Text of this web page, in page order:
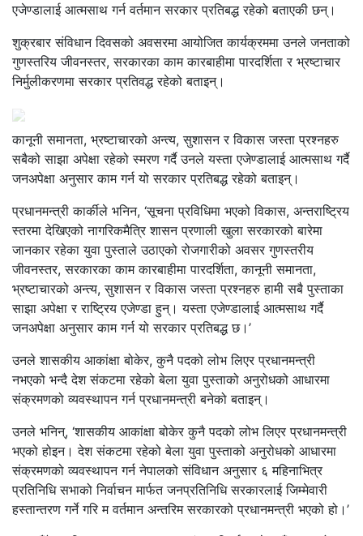
एजेण्डालाई आत्मसाथ गर्न वर्तमान सरकार प्रतिबद्ध रहेको बताएकी छन्।
शुक्रबार संविधान दिवसको अवसरमा आयोजित कार्यक्रममा उनले जनताको
गुणस्तरिय जीवनस्तर, सरकारका काम कारबाहीमा पारदर्शिता र भ्रष्टाचार
निर्मुलीकरणमा सरकार प्रतिवद्ध रहेको बताइन्।
कानूनी समानता, भ्रष्टाचारको अन्त्य, सुशासन र विकास जस्ता प्रश्नहरु
सबैको साझा अपेक्षा रहेको स्मरण गर्दै उनले यस्ता एजेण्डालाई आत्मसाथ गर्दै
जनअपेक्षा अनुसार काम गर्न यो सरकार प्रतिबद्ध रहेको बताइन्।
प्रधानमन्त्री कार्कीले भनिन, ‘सूचना प्रविधिमा भएको विकास, अन्तराष्ट्रिय
स्तरमा देखिएको नागरिकमैत्रि शासन प्रणाली खुला सरकारको बारेमा
जानकार रहेका युवा पुस्ताले उठाएको रोजगारीको अवसर गुणस्तरीय
जीवनस्तर, सरकारका काम कारबाहीमा पारदर्शिता, कानूनी समानता,
भ्रष्टाचारको अन्त्य, सुशासन र विकास जस्ता प्रश्नहरु हामी सबै पुस्ताका
साझा अपेक्षा र राष्ट्रिय एजेण्डा हुन्। यस्ता एजेण्डालाई आत्मसाथ गर्दै
जनअपेक्षा अनुसार काम गर्न यो सरकार प्रतिबद्ध छ।’
उनले शासकीय आकांक्षा बोकेर, कुनै पदको लोभ लिएर प्रधानमन्त्री
नभएको भन्दै देश संकटमा रहेको बेला युवा पुस्ताको अनुरोधको आधारमा
संक्रमणको व्यवस्थापन गर्न प्रधानमन्त्री बनेको बताइन्।
उनले भनिन्, ‘शासकीय आकांक्षा बोकेर कुनै पदको लोभ लिएर प्रधानमन्त्री
भएको होइन। देश संकटमा रहेको बेला युवा पुस्ताको अनुरोधको आधारमा
संक्रमणको व्यवस्थापन गर्न नेपालको संविधान अनुसार ६ महिनाभित्र
प्रतिनिधि सभाको निर्वाचन मार्फत जनप्रतिनिधि सरकारलाई जिम्मेवारी
हस्तान्तरण गर्ने गरि म वर्तमान अन्तरिम सरकारको प्रधानमन्त्री भएको हो।’